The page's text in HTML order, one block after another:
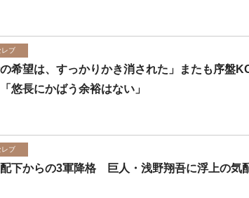
レブ
の希望は、すっかりかき消された」またも序
悠長にかばう余裕はない」
レブ
下からの3軍降格 巨人・浅野翔吾に浮上の